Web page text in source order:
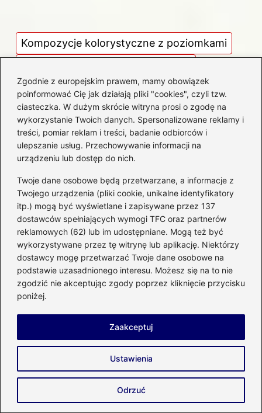
Zgodnie z europejskim prawem, mamy obowiązek
poinformować Cię jak działają pliki "cookies", czyli tzw.
ciasteczka. W dużym skrócie witryna prosi o zgodę na
wykorzystanie Twoich danych. Spersonalizowane reklamy i
treści, pomiar reklam i treści, badanie odbiorców i
ulepszanie usług. Przechowywanie informacji na
urządzeniu lub dostęp do nich.
Twoje dane osobowe będą przetwarzane, a informacje z
Twojego urządzenia (pliki cookie, unikalne identyfikatory
itp.) mogą być wyświetlane i zapisywane przez 137
dostawców spełniających wymogi TFC oraz partnerów
reklamowych (62) lub im udostępniane. Mogą też być
wykorzystywane przez tę witrynę lub aplikację. Niektórzy
dostawcy mogę przetwarzać Twoje dane osobowe na
podstawie uzasadnionego interesu. Możesz się na to nie
zgodzić nie akceptując zgody poprzez kliknięcie przycisku
poniżej.
Ustawienia
Odrzuć
Zaakceptuj
Kompozycje kolorystyczne z poziomkami
Sąsiedztwo roślin w ogrodzie
Wspieranie wzrostu poziomek
Zdrowie i ochrona poziomek
Olga Sawczuk
Nazywam się Olga i od lat z pasją piszę o wszystkim, co
sprawia, że dom staje się bardziej komfortowy,
energooszczędny i przyjazny dla środowiska. Na blogu
enco-energetyka.com.pl łączę wiedzę z zakresu
pokazać, jak mądrze planować i unowocześniać swoją
przestrzeń. Tworzę miejsce, w którym znajdziesz
praktyczne porady dotyczące wyboru systemów
grzewczych, paneli fotowoltaicznych, pomp ciepła, a także
inspiracje remontowe, pomysły na funkcjonalne wnętrza i
wskazówki dla osób budujących lub modernizujących dom.